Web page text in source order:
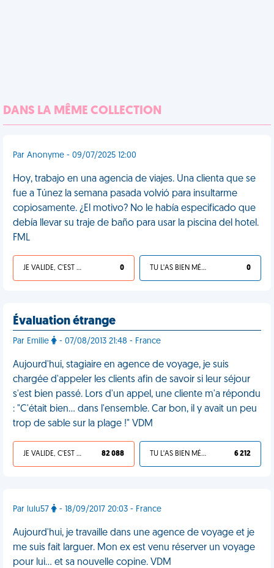
DANS LA MÊME COLLECTION
Par Anonyme - 09/07/2025 12:00
Hoy, trabajo en una agencia de viajes. Una clienta que se
fue a Túnez la semana pasada volvió para insultarme
copiosamente. ¿El motivo? No le había especificado que
debía llevar su traje de baño para usar la piscina del hotel.
FML
JE VALIDE, C'EST UNE VDM 0 TU L'AS BIEN MÉRITÉ 0
Évaluation étrange
Par Emilie - 07/08/2013 21:48 - France
Aujourd'hui, stagiaire en agence de voyage, je suis
chargée d'appeler les clients afin de savoir si leur séjour
s'est bien passé. Lors d'un appel, une cliente m'a répondu
: "C'était bien... dans l'ensemble. Car bon, il y avait un peu
trop de sable sur la plage !" VDM
JE VALIDE, C'EST UNE VDM 82 088 TU L'AS BIEN MÉRITÉ 6 212
Par lulu57 - 18/09/2017 20:03 - France
Aujourd'hui, je travaille dans une agence de voyage et je
me suis fait larguer. Mon ex est venu réserver un voyage
pour lui... et sa nouvelle copine. VDM